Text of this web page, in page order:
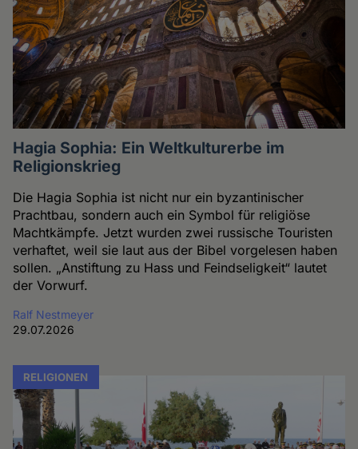
Hagia Sophia: Ein Weltkulturerbe im
Religionskrieg
Die Hagia Sophia ist nicht nur ein byzantinischer
Prachtbau, sondern auch ein Symbol für religiöse
Machtkämpfe. Jetzt wurden zwei russische Touristen
verhaftet, weil sie laut aus der Bibel vorgelesen haben
sollen. „Anstiftung zu Hass und Feindseligkeit“ lautet
der Vorwurf.
Ralf Nestmeyer
29.07.2026
RELIGIONEN